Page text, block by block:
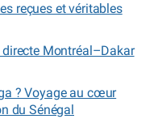
reçues et véritables
Montréal–Dakar
? Voyage au cœur
du Sénégal